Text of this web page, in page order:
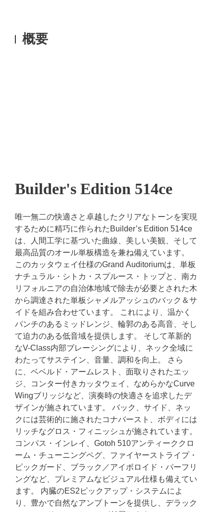
概要
Builder's Edition 514ce
唯一無二の快適さと卓越したクリアなトーンを実現
するために精巧に作られたBuilder’s Edition 514ce
は、人間工学に基づいた曲線、美しい美観、そして
最高品質のオール単板構造を兼ね備えています。
このカッタウェイ仕様のGrand Auditoriumは、単板
ナチュラル・シトカ・スプルース・トップと、南カ
リフォルニアの自治体地域で除去が必要とされた木
から調達された単板シャメルアッシュのバック＆サ
イドを組み合わせています。 これにより、温かく
パンチのあるミッドレンジ、輪郭のある高音、そし
て迫力のある低音域を提供します。 そして革新的
なV-Class内部ブレーシングにより、ネック全域に
わたってサステイン、音量、調和を向上。 さら
に、ベベルド・アームレスト、面取りされたエッ
ジ、コンター付きカッタウェイ、なめらかなCurve
Wingブリッジなど、演奏時の快適さを追求したデ
ザインが施されています。 バック、サイド、ネッ
クには芸術的に施されたコナバースト、ボディには
リッチなグロス・フィニッシュが施されています。
コンパス・インレイ、Gotoh 510アンティーククロ
ーム・チューニングペグ、ファイヤーストライプ・
ピックガード、ブラック／アイボロイド・パーフリ
ングなど、プレミアムなビジュアル仕様も備えてい
ます。 内臓のES2ピックアップ・システムによ
り、豊かで自然なアンプトーンを提供し、デラック